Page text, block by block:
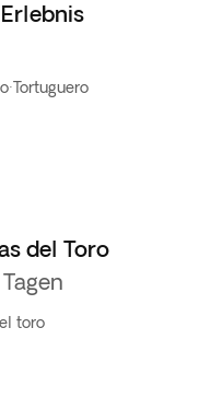
·Tortuguero
del Toro
toro